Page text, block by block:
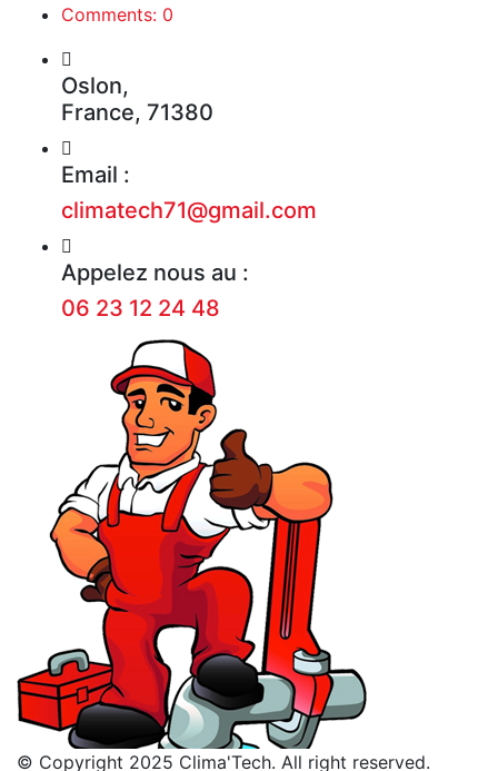
Comments: 0
Oslon,
France, 71380
Email :
climatech71@gmail.com
Appelez nous au :
06 23 12 24 48
© Copyright 2025 Clima'Tech. All right reserved.